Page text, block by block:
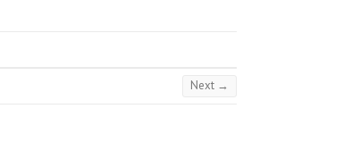
Next →